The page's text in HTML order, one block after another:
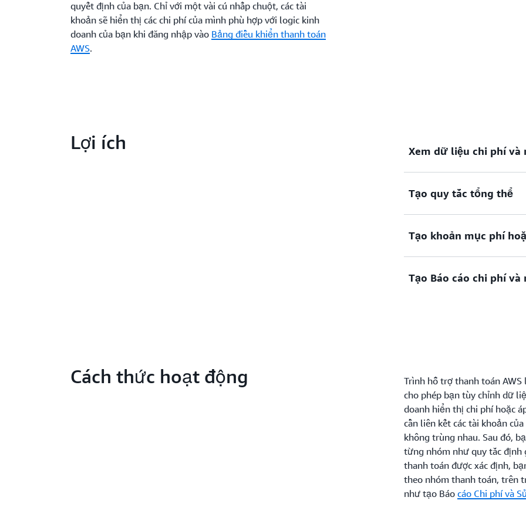
quyết định của bạn. Chỉ với một vài cú nhấp chuột, các tài
khoản sẽ hiển thị các chi phí của mình phù hợp với logic kinh
doanh của bạn khi đăng nhập vào Bảng điều khiển thanh toán
AWS.
Lợi ích Xem dữ liệu chi phí và
Chỉ định các tài khoản cho
Tạo quy tắc tổng thể
Tạo các quy tắc định giá
Tạo khoản mục phí
Tạo các mục dòng phí
Tạo Báo cáo chi phí
Cách thức hoạt động
Trình hỗ trợ thanh toán
cho phép bạn tùy chỉnh dữ
doanh hiển thị chi phí hoặc
cần liên kết các tài khoản
không trùng nhau. Sau đó,
từng nhóm như quy tắc định
thanh toán được xác định,
theo nhóm thanh toán, trên
như tạo Báo cáo Chi phí và